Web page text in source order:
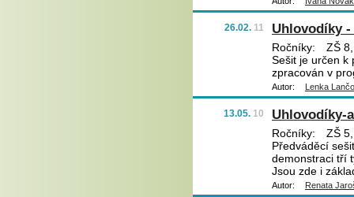
26.02. 11 Uhlovodíky
Ročníky:
ZŠ
Sešit je určen k
zpracován v
Autor: Lenka
13.05. 10 Uhlovodíky-
Ročníky:
ZŠ
Předváděcí
demonstraci tří
Jsou zde i
Autor: Renata